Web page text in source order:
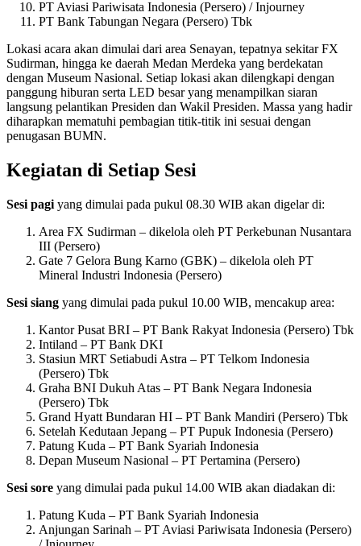
PT Aviasi Pariwisata Indonesia (Persero) / Injourney
PT Bank Tabungan Negara (Persero) Tbk
Lokasi acara akan dimulai dari area Senayan, tepatnya sekitar FX
Sudirman, hingga ke daerah Medan Merdeka yang berdekatan
dengan Museum Nasional. Setiap lokasi akan dilengkapi dengan
panggung hiburan serta LED besar yang menampilkan siaran
langsung pelantikan Presiden dan Wakil Presiden. Massa yang hadir
diharapkan mematuhi pembagian titik-titik ini sesuai dengan
penugasan BUMN.
Kegiatan di Setiap Sesi
Sesi pagi yang dimulai pada pukul 08.30 WIB akan digelar di:
Area FX Sudirman – dikelola oleh PT Perkebunan Nusantara
III (Persero)
Gate 7 Gelora Bung Karno (GBK) – dikelola oleh PT
Mineral Industri Indonesia (Persero)
Sesi siang yang dimulai pada pukul 10.00 WIB, mencakup area:
Kantor Pusat BRI – PT Bank Rakyat Indonesia (Persero) Tbk
Intiland – PT Bank DKI
Stasiun MRT Setiabudi Astra – PT Telkom Indonesia
(Persero) Tbk
Graha BNI Dukuh Atas – PT Bank Negara Indonesia
(Persero) Tbk
Grand Hyatt Bundaran HI – PT Bank Mandiri (Persero) Tbk
Setelah Kedutaan Jepang – PT Pupuk Indonesia (Persero)
Patung Kuda – PT Bank Syariah Indonesia
Depan Museum Nasional – PT Pertamina (Persero)
Sesi sore yang dimulai pada pukul 14.00 WIB akan diadakan di:
Patung Kuda – PT Bank Syariah Indonesia
Anjungan Sarinah – PT Aviasi Pariwisata Indonesia (Persero)